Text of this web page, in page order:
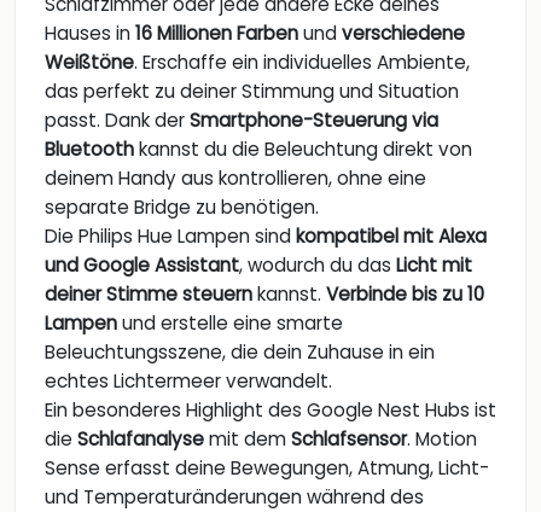
Hauses in16 Millionen Farbenundverschiedene
Weißtöne. Erschaffe ein individuelles Ambiente,
das perfekt zu deiner Stimmung und Situation
passt. Dank derSmartphone-Steuerung via
Bluetoothkannst du die Beleuchtung direkt von
deinem Handy aus kontrollieren, ohne eine
separate Bridge zu benötigen.
Die Philips Hue Lampen sindkompatibel mit Alexa
und Google Assistant, wodurch du das Licht mit
deiner Stimme steuernkannst. Verbinde bis zu 10
Lampenund erstelle eine smarte
Beleuchtungsszene, die dein Zuhause in ein
echtes Lichtermeer verwandelt.
Ein besonderes Highlight des Google Nest Hubs ist
die Schlafanalysemit demSchlafsensor. Motion
Sense erfasst deine Bewegungen, Atmung, Licht-
und Temperaturänderungen während des